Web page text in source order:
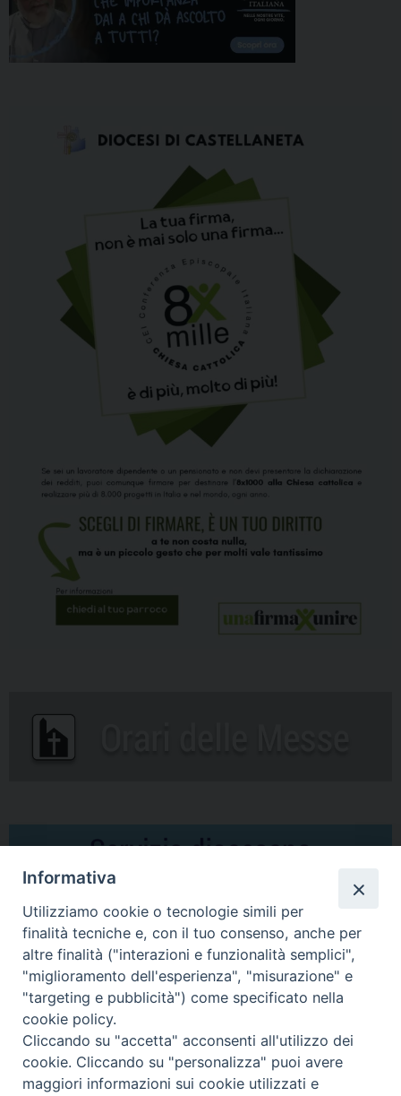
Comunicati Stampa
Il cordoglio dei Vescovi di Puglia per la morte di S.E.R. Mons. Agostino
Superbo
Nasce la Consulta Diocesana delle Aggregazioni Laicali di Castellaneta
Informativa
Utilizziamo cookie o tecnologie simili per
finalità tecniche e, con il tuo consenso, anche per
altre finalità ("interazioni e funzionalità semplici",
"miglioramento dell'esperienza", "misurazione" e
"targeting e pubblicità") come specificato nella
cookie policy.
Cliccando su "accetta" acconsenti all'utilizzo dei
cookie. Cliccando su "personalizza" puoi avere
maggiori informazioni sui cookie utilizzati e